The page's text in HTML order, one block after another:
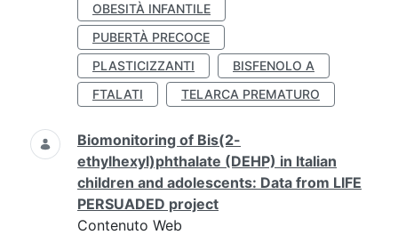
OBESITÀ INFANTILE
PUBERTÀ PRECOCE
PLASTICIZZANTI
BISFENOLO A
FTALATI
TELARCA PREMATURO
Biomonitoring of Bis(2-
ethylhexyl)phthalate (DEHP) in Italian
children and adolescents: Data from LIFE
PERSUADED project
Contenuto Web